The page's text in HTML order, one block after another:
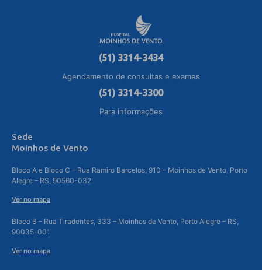
(51) 3314-3434
Agendamento de consultas e exames
(51) 3314-3300
Para informações
Sede
Moinhos de Vento
Bloco A e Bloco C – Rua Ramiro Barcelos, 910 – Moinhos de Vento, Porto
Alegre – RS, 90560-032
Ver no mapa
Bloco B – Rua Tiradentes, 333 – Moinhos de Vento, Porto Alegre – RS,
90035-001
Ver no mapa